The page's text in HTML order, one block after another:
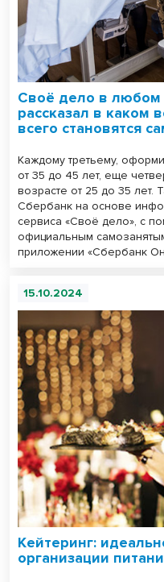
Своё дело в любом
рассказал в каком
всего становятся
Каждому третьему,
от 35 до 45 лет, еще
возрасте от 25 до 35 лет.
Сбербанк на основе
сервиса «Своё дело», с
официальным
приложении «Сбербанк
15.10.2024
Кейтеринг:
организации